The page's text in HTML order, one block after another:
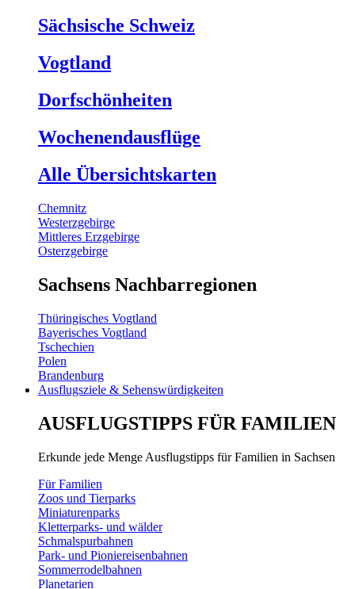
Sächsische Schweiz
Vogtland
Dorfschönheiten
Wochenendausflüge
Alle Übersichtskarten
Chemnitz
Westerzgebirge
Mittleres Erzgebirge
Osterzgebirge
Sachsens Nachbarregionen
Thüringisches Vogtland
Bayerisches Vogtland
Tschechien
Polen
Brandenburg
Ausflugsziele & Sehenswürdigkeiten
AUSFLUGSTIPPS FÜR FAMILIEN
Erkunde jede Menge Ausflugstipps für Familien in Sachsen
Für Familien
Zoos und Tierparks
Miniaturenparks
Kletterparks- und wälder
Schmalspurbahnen
Park- und Pioniereisenbahnen
Sommerrodelbahnen
Planetarien